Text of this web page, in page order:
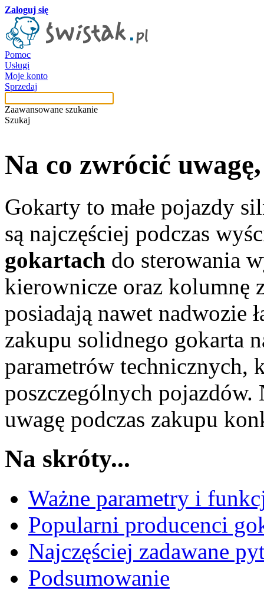
Zaloguj się
Pomoc
Usługi
Moje konto
Sprzedaj
Zaawansowane szukanie
Szukaj
Na co zwrócić
Gokarty to małe pojazdy
są najczęściej podczas
gokartach do sterowania
kierownicze oraz kolumnę
posiadają nawet nadwozie
zakupu solidnego gokarta
parametrów technicznych,
poszczególnych pojazdów.
uwagę podczas zakupu
Na skróty...
Ważne parametry i
Popularni producenci
Najczęściej zadawane
Podsumowanie